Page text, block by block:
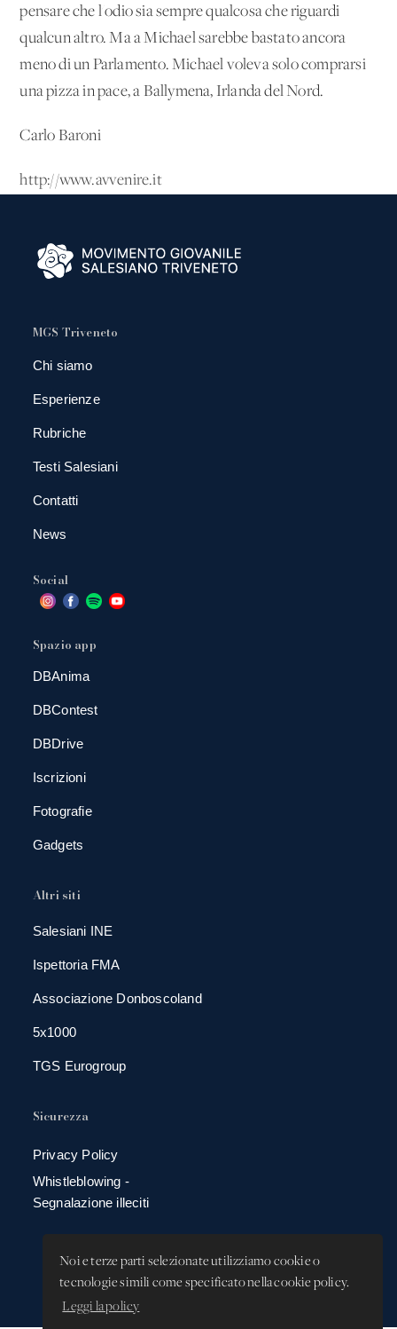
Noi e terze parti selezionate utilizziamo cookie o
tecnologie simili come specificato nella cookie policy.
Leggi la policy
pensare che l'odio sia sempre qualcosa che riguardi
qualcun altro. Ma a Michael sarebbe bastato ancora
meno di un Parlamento. Michael voleva solo comprarsi
una pizza in pace, a Ballymena, Irlanda del Nord.
Carlo Baroni
http://www.avvenire.it
MGS Triveneto
Chi siamo
Esperienze
Rubriche
Testi Salesiani
Contatti
News
Social
Spazio app
DBAnima
DBContest
DBDrive
Iscrizioni
Fotografie
Gadgets
Altri siti
Salesiani INE
Ispettoria FMA
Associazione Donboscoland
5x1000
TGS Eurogroup
Sicurezza
Privacy Policy
Whistleblowing -
Segnalazione illeciti